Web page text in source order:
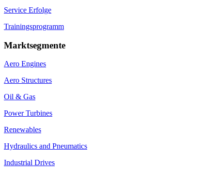
Service Erfolge
Trainingsprogramm
Marktsegmente
Aero Engines
Aero Structures
Oil & Gas
Power Turbines
Renewables
Hydraulics and Pneumatics
Industrial Drives